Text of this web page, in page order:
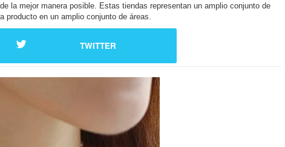
la mejor manera posible. Estas tiendas representan un amplio conjunto de
en un amplio conjunto de áreas.
TWITTER